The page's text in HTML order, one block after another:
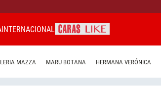
INTERNACIONAL
MAZZA MARU BOTANA HERMANA VERÓNICA